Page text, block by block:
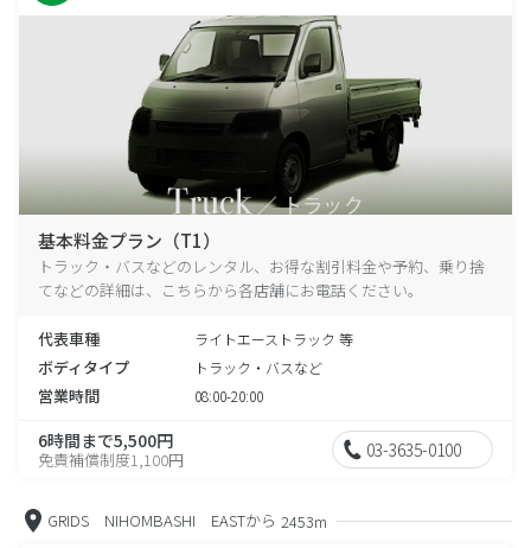
基本料金プラン（T1）
トラック・バスなどのレンタル、お得な割引料金や予約、乗り捨
てなどの詳細は、こちらから各店舗にお電話ください。
代表車種 ライトエーストラック 等
ボディタイプ トラック・バスなど
営業時間 08:00-20:00
6時間まで5,500円
免責補償制度1,100円 03-3635-0100
GRIDS NIHOMBASHI EASTから 2453m